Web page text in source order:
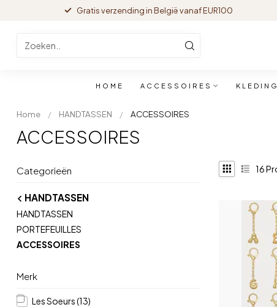
Gratis verzending in België vanaf EUR100
HOME ACCESSOIRES KLEDING
Home / HANDTASSEN / ACCESSOIRES
ACCESSOIRES
Categorieën
HANDTASSEN
HANDTASSEN
PORTEFEUILLES
ACCESSOIRES
Merk
Les Soeurs(13)
16